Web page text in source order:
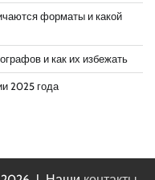
форматы и какой
и как их избежать
2025 года